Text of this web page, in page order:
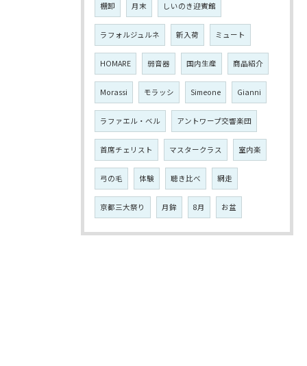
棚卸 月末 しいのき迎賓館
ラフォルジュルネ 新入荷 ミュート
HOMARE 弱音器 国内生産 商品紹介
Morassi モラッシ Simeone Gianni
ラファエル・ベル アントワープ交響楽団
首席チェリスト マスタークラス 室内楽
弓の毛 体験 聴き比べ 網走
京都三大祭り 月鉾 8月 お盆